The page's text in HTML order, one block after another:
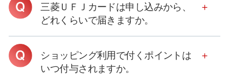
三菱ＵＦＪカードは申し込みから、
どれくらいで届きますか。
ショッピング利用で付くポイントは
いつ付与されますか。